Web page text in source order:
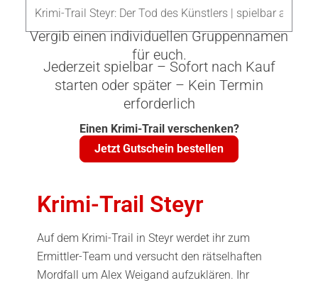
Der
Tod
Künstlers
Menge
Vergib einen individuellen Gruppennamen
für euch.
Jederzeit spielbar – Sofort nach Kauf
starten oder später – Kein Termin
erforderlich
Einen Krimi-Trail verschenken?
Jetzt Gutschein bestellen
Krimi-Trail Steyr
Auf dem Krimi-Trail in Steyr werdet ihr zum
Ermittler-Team und versucht den rätselhaften
Mordfall um Alex Weigand aufzuklären. Ihr